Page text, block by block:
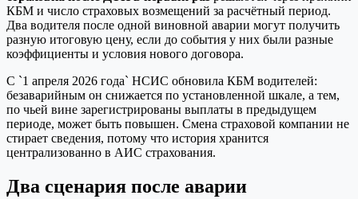
КБМ и число страховых возмещений за расчётный период.
Два водителя после одной виновной аварии могут получить
разную итоговую цену, если до события у них были разные
коэффициенты и условия нового договора.
С `1 апреля 2026 года` НСИС обновила КБМ водителей:
безаварийным он снижается по установленной шкале, а тем,
по чьей вине зарегистрированы выплаты в предыдущем
периоде, может быть повышен. Смена страховой компании не
стирает сведения, потому что история хранится
централизованно в АИС страхования.
Два сценария после аварии